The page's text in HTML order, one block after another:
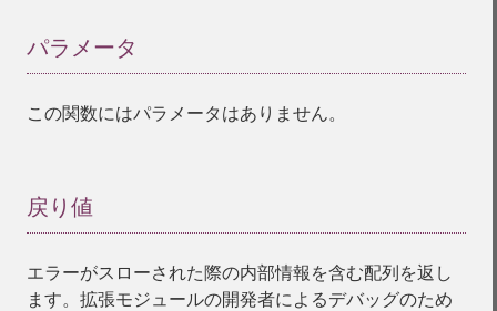
パラメータ
この関数にはパラメータはありません。
戻り値
エラーがスローされた際の内部情報を含む配列を返し
ます。拡張モジュールの開発者によるデバッグのため